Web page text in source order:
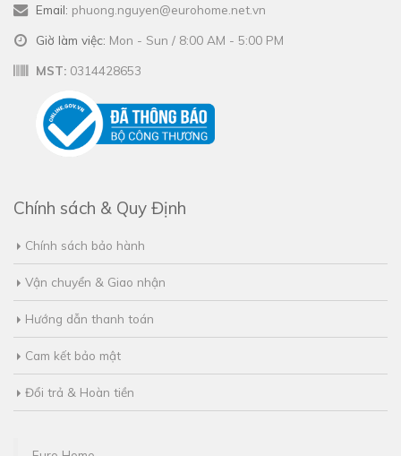
Email: phuong.nguyen@eurohome.net.vn
Giờ làm việc: Mon - Sun / 8:00 AM - 5:00 PM
MST: 0314428653
Chính sách & Quy Định
Chính sách bảo hành
Vận chuyển & Giao nhận
Hướng dẫn thanh toán
Cam kết bảo mật
Đổi trả & Hoàn tiền